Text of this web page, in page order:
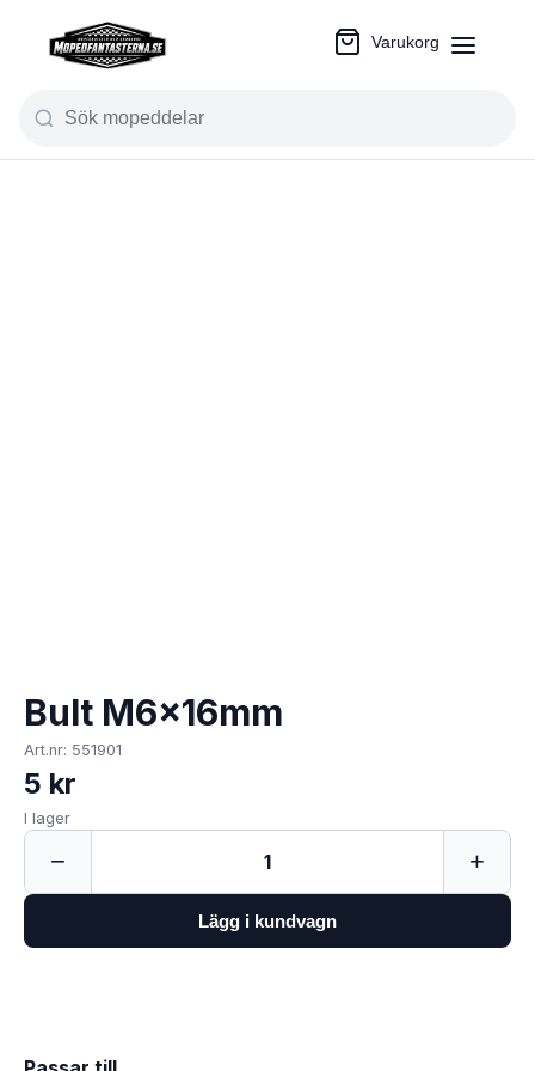
Varukorg
Bult M6x16mm
Art.nr: 551901
5 kr
I lager
− 1 +
Lägg i kundvagn